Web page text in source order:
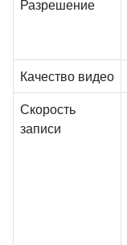
Разрешение
Качество видео
Скорость
записи